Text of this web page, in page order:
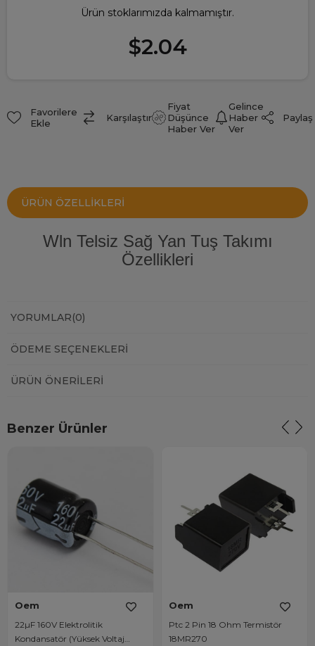
Ürün stoklarımızda kalmamıştır.
$2.04
Favorilere
Ekle
Karşılaştır
Fiyat
Düşünce
Haber Ver
Gelince
Haber
Ver
Paylaş
ÜRÜN ÖZELLIKLERI
Wln Telsiz Sağ Yan Tuş Takımı
Özellikleri
YORUMLAR(0)
ÖDEME SEÇENEKLERI
ÜRÜN ÖNERILERI
Benzer Ürünler
Oem
22µF 160V Elektrolitik
Kondansatör (Yüksek Voltaj
Oem
Ptc 2 Pin 18 Ohm Termistör
18MR270